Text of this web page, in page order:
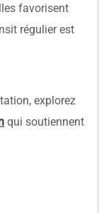
favorisent
régulier est
explorez
qui soutiennent